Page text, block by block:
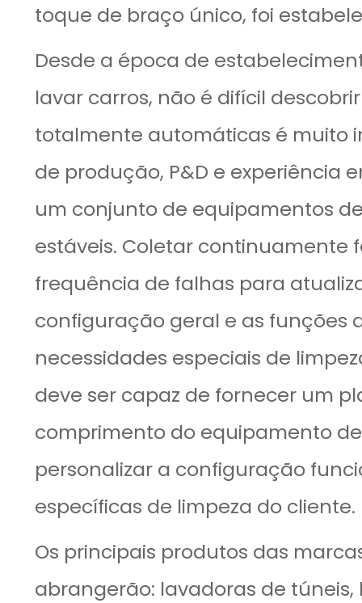
toque de braço único, foi
Desde a época de
lavar carros, não é difícil
totalmente automáticas é muito
de produção, P&D e experiência
um conjunto de equipamentos
estáveis. Coletar continuamente
frequência de falhas para
configuração geral e as funções
necessidades especiais de
deve ser capaz de fornecer um
comprimento do equipamento
personalizar a configuração
específicas de limpeza do cliente.
Os principais produtos das
abrangerão: lavadoras de